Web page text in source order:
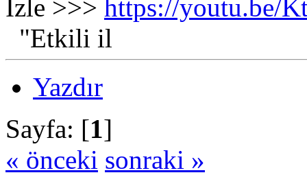
İzle >>> https://youtu.be/
"Etkili il
Yazdır
Sayfa: [1]
« önceki sonraki »